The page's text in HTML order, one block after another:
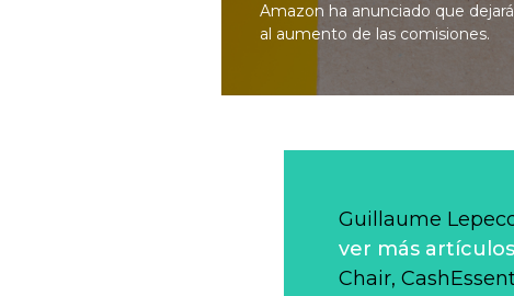
Amazon ha anunciado que
al aumento de las comisiones.
Guillaume
ver más artículos
Chair,